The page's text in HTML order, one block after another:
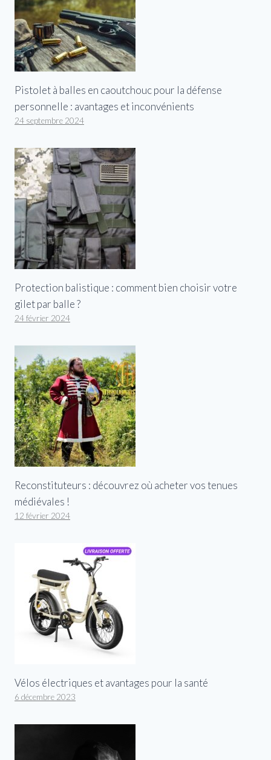
Pistolet à balles en caoutchouc pour la défense
personnelle : avantages et inconvénients
24 septembre 2024
Protection balistique : comment bien choisir votre
gilet par balle ?
24 février 2024
Reconstituteurs : découvrez où acheter vos tenues
médiévales !
12 février 2024
Vélos électriques et avantages pour la santé
6 décembre 2023